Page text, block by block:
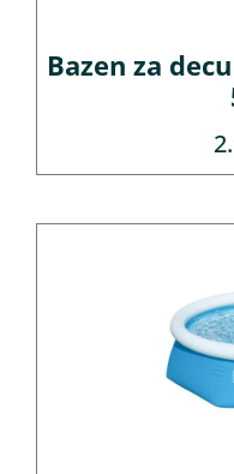
Bazen za